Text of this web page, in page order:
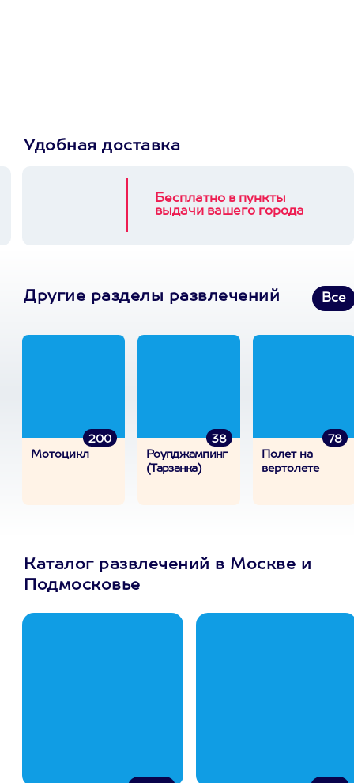
Удобная доставка
Бесплатно в пункты
выдачи вашего города
Другие разделы развлечений Все
200
Мотоцикл
38
Роупджампинг
(Тарзанка)
78
Полет на
вертолете
Каталог развлечений в Москве и
Подмосковье